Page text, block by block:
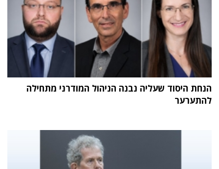
הנחת היסוד שעליה נבנה הניהול המודרני מתחילה
להתערער